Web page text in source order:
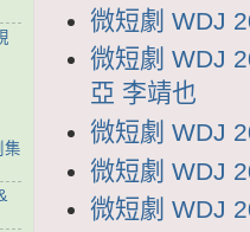
微短劇 WDJ
微短劇 WDJ
亞 李靖也
微短劇 WDJ
微短劇 WDJ
微短劇 WDJ
集